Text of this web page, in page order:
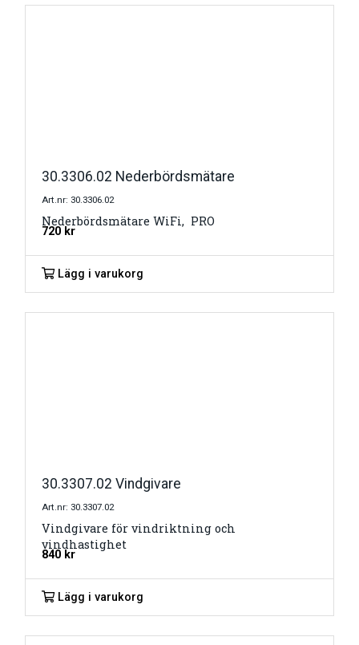
30.3306.02 Nederbördsmätare
Art.nr: 30.3306.02
Nederbördsmätare WiFi, PRO
720 kr
Lägg i varukorg
30.3307.02 Vindgivare
Art.nr: 30.3307.02
Vindgivare för vindriktning och
vindhastighet
840 kr
Lägg i varukorg